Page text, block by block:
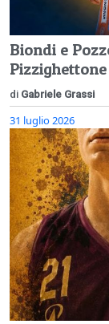
Biondi e
Pizzighettone
di Gabriele Grassi
31 luglio 2026